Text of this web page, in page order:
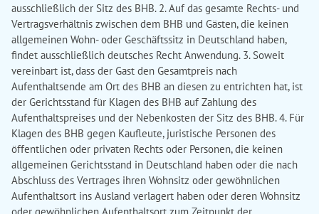
ausschließlich der Sitz des BHB. 2. Auf das gesamte Rechts- und
Vertragsverhältnis zwischen dem BHB und Gästen, die keinen
allgemeinen Wohn- oder Geschäftssitz in Deutschland haben,
findet ausschließlich deutsches Recht Anwendung. 3. Soweit
vereinbart ist, dass der Gast den Gesamtpreis nach
Aufenthaltsende am Ort des BHB an diesen zu entrichten hat, ist
der Gerichtsstand für Klagen des BHB auf Zahlung des
Aufenthaltspreises und der Nebenkosten der Sitz des BHB. 4. Für
Klagen des BHB gegen Kaufleute, juristische Personen des
öffentlichen oder privaten Rechts oder Personen, die keinen
allgemeinen Gerichtsstand in Deutschland haben oder die nach
Abschluss des Vertrages ihren Wohnsitz oder gewöhnlichen
Aufenthaltsort ins Ausland verlagert haben oder deren Wohnsitz